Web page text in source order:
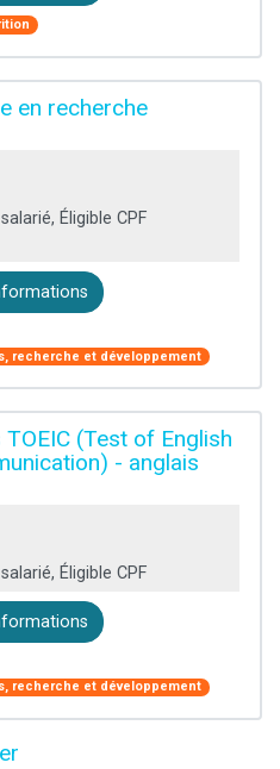
en recherche
Éligible CPF
recherche et développement
(Test of English
- anglais
Éligible CPF
recherche et développement